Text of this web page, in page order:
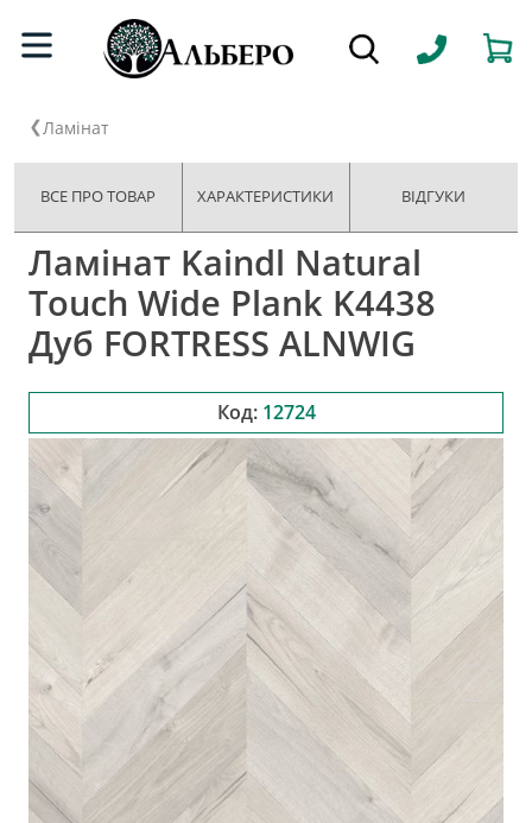
Ламінат
ВСЕ ПРО ТОВАР ХАРАКТЕРИСТИКИ ВІДГУКИ
Ламінат Kaindl Natural
Touch Wide Plank K4438
Дуб FORTRESS ALNWIG
Код: 12724